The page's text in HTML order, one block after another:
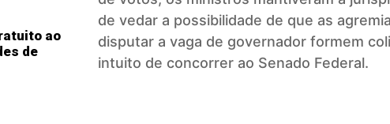
ao
de
de vedar a possibilidade de que as
disputar a vaga de governador formem
intuito de concorrer ao Senado Federal.